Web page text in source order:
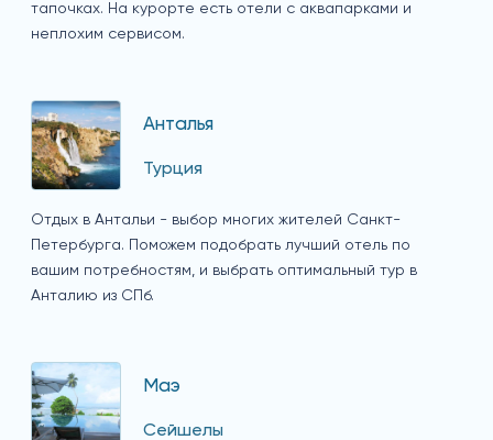
тапочках. На курорте есть отели с аквапарками и
неплохим сервисом.
Анталья
Турция
Отдых в Антальи - выбор многих жителей Санкт-
Петербурга. Поможем подобрать лучший отель по
вашим потребностям, и выбрать оптимальный тур в
Анталию из СПб.
Маэ
Сейшелы